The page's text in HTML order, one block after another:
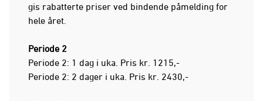
gis rabatterte priser ved bindende påmelding for
hele året.
Periode 2
Periode 2: 1 dag i uka. Pris kr. 1215,-
Periode 2: 2 dager i uka. Pris kr. 2430,-